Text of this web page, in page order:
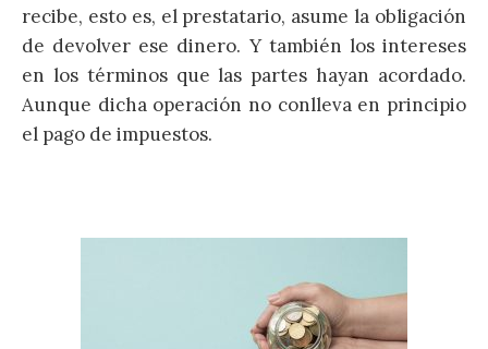
recibe, esto es, el prestatario, asume la obligación
de devolver ese dinero. Y también los intereses
en los términos que las partes hayan acordado.
Aunque dicha operación no conlleva en principio
el pago de impuestos.